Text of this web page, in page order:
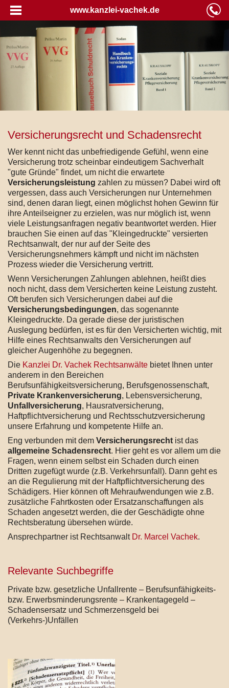
www.kanzlei-vachek.de
Versicherungsrecht und Schadensrecht
Wer kennt nicht das unbefriedigende Gefühl, wenn eine
Versicherung trotz scheinbar eindeutigem Sachverhalt
"gute Gründe" findet, um nicht die erwartete
Versicherungsleistung zahlen zu müssen? Dabei wird oft
vergessen, dass auch Versicherungen nur Unternehmen
sind, denen daran liegt, einen möglichst hohen Gewinn für
ihre Anteilseigner zu erzielen, was nur möglich ist, wenn
viele Leistungsanfragen negativ beantwortet werden. Hier
brauchen Sie einen auf das "Kleingedruckte" versierten
Rechtsanwalt, der nur auf der Seite des
Versicherungsnehmers kämpft und nicht im nächsten
Prozess wieder die Versicherung vertritt.
Wenn Versicherungen Zahlungen ablehnen, heißt dies
noch nicht, dass dem Versicherten keine Leistung zusteht.
Oft berufen sich Versicherungen dabei auf die
Versicherungsbedingungen, das sogenannte
Kleingedruckte. Da gerade diese der juristischen
Auslegung bedürfen, ist es für den Versicherten wichtig, mit
Hilfe eines Rechtsanwalts den Versicherungen auf
gleicher Augenhöhe zu begegnen.
Die Kanzlei Dr. Vachek Rechtsanwälte bietet Ihnen unter
anderem in den Bereichen
Berufsunfähigkeitsversicherung, Berufsgenossenschaft,
Private Krankenversicherung, Lebensversicherung,
Unfallversicherung, Hausratversicherung,
Haftpflichtversicherung und Rechtsschutzversicherung
unsere Erfahrung und kompetente Hilfe an.
Eng verbunden mit dem Versicherungsrecht ist das
allgemeine Schadensrecht. Hier geht es vor allem um die
Fragen, wenn einem selbst ein Schaden durch einen
Dritten zugefügt wurde (z.B. Verkehrsunfall). Dann geht es
an die Regulierung mit der Haftpflichtversicherung des
Schädigers. Hier können oft Mehraufwendungen wie z.B.
zusätzliche Fahrtkosten oder Ersatzanschaffungen als
Schaden angesetzt werden, die der Geschädigte ohne
Rechtsberatung übersehen würde.
Ansprechpartner ist Rechtsanwalt Dr. Marcel Vachek.
Relevante Suchbegriffe
Private bzw. gesetzliche Unfallrente – Berufsunfähigkeits-
bzw. Erwerbsminderungsrente – Krankentagegeld –
Schadensersatz und Schmerzensgeld bei
(Verkehrs-)Unfällen